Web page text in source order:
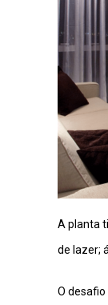
A planta
de lazer;
O